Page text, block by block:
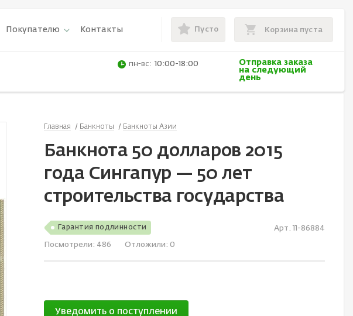
Покупателю Контакты Пусто Корзина пуста
пн-вс: 10:00-18:00
Отправка заказа
на следующий
день
Главная Банкноты Банкноты Азии
Банкнота 50 долларов 2015
года Сингапур — 50 лет
строительства государства
Гарантия подлинности Арт. 11-86884
Посмотрели: 486 Отложили: 0
Уведомить о поступлении